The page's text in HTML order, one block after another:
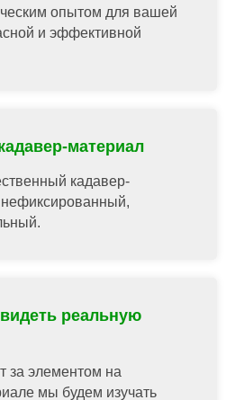
опытом для вашей
и эффективной
материал
кадавер-
реальную
за элементом на
мы будем изучать